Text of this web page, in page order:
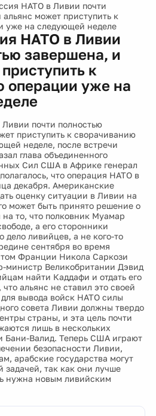
НАТО в Ливии почти
может приступить к
уже на следующей неделе
НАТО в Ливии
завершена, и
к
операции уже на
почти полностью
приступить к сворачиванию
неделе, после встречи
глава объединенного
Сил США в Африке генерал
что операция НАТО в
декабря. Американские
оценку ситуации в Ливии на
может быть принято решение о
то, что полковник Муамар
а его сторонники
дело ливийцев, а не кого-то
сентября во время
Франции Никола Саркози
министр Великобритании Дэвид
найти Каддафи и отдать его
альянс не ставил это своей
вывода войск НАТО силы
совета Ливии должны твердо
страны, и эта цель почти
лишь в нескольких
Бани-Валид. Теперь США играют
безопасности Ливии,
арабские государства могут
задачей, так как они лучше
нужна новым ливийским